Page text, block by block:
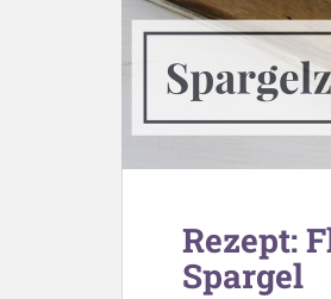
Rezept:
Spargel